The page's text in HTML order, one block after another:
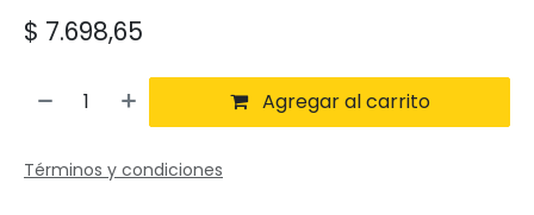
$ 7.698,65
Agregar al carrito
Términos y condiciones